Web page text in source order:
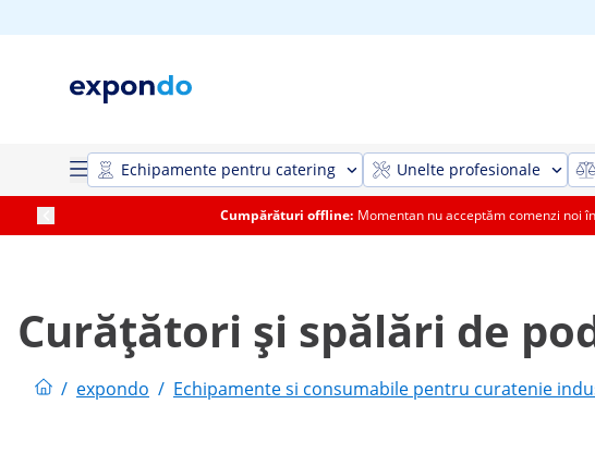
Echipamente pentru catering Unelte profesionale
Cumpărături offline: Momentan nu acceptăm comenzi noi
Curățători și spălări de
/ expondo / Echipamente si consumabile pentru curatenie